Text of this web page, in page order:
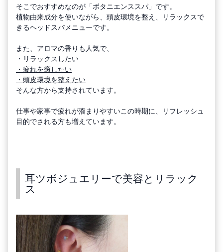
そこでおすすめなのが「ボタニエンススパ」です。
植物由来成分を使いながら、頭皮環境を整え、リラックスで
きるヘッドスパメニューです。
また、アロマの香りも人気で、
・リラックスしたい
・疲れを癒したい
・頭皮環境を整えたい
そんな方から支持されています。
仕事や家事で疲れが溜まりやすいこの時期に、リフレッシュ
目的でされる方も増えています。
耳ツボジュエリーで美容とリラック
ス